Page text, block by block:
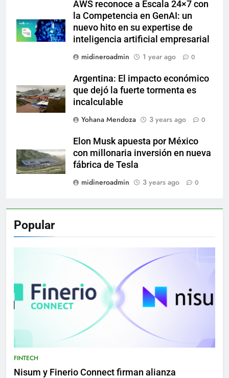
AWS reconoce a Escala 24×7 con
la Competencia en GenAI: un
nuevo hito en su expertise de
inteligencia artificial empresarial
midineroadmin
1 year ago 0
Argentina: El impacto económico
que dejó la fuerte tormenta es
incalculable
Yohana Mendoza
3 years ago 0
Elon Musk apuesta por México
con millonaria inversión en nueva
fábrica de Tesla
midineroadmin
3 years ago 0
Popular
FINTECH
Nisum y Finerio Connect firman alianza